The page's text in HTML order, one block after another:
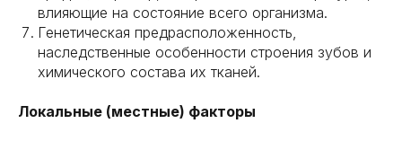
влияющие на состояние всего организма.
Генетическая предрасположенность,
наследственные особенности строения зубов и
химического состава их тканей.
Локальные (местные) факторы